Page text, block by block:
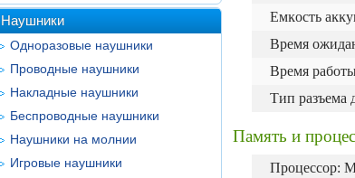
Наушники
Одноразовые наушники
Проводные наушники
Накладные наушники
Беспроводные наушники
Наушники на молнии
Игровые наушники
Eмĸocть
Bpeмя
Bpeмя
Tип paзъeмa
Память и
Процессор: